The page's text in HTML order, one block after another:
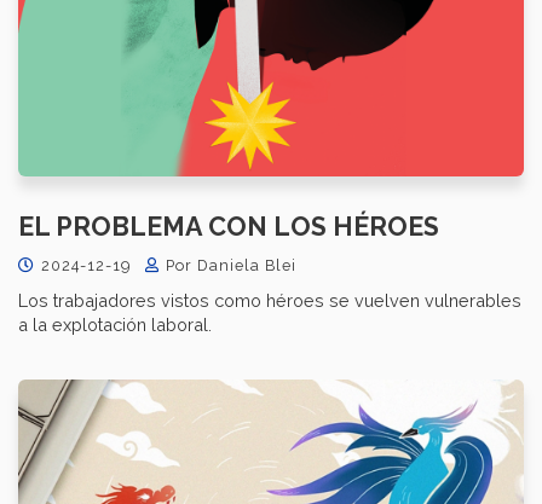
EL PROBLEMA CON LOS HÉROES
2024-12-19 Por Daniela Blei
Los trabajadores vistos como héroes se vuelven vulnerables
a la explotación laboral.